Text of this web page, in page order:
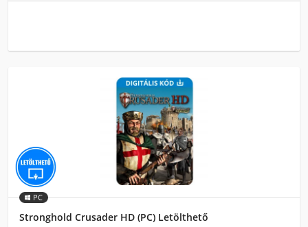
PC
Stronghold Crusader HD (PC) Letölthető